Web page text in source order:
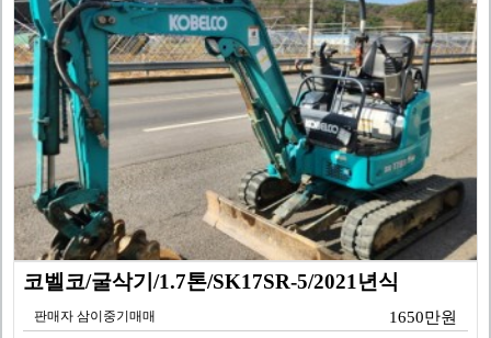
코벨코/굴삭기/1.7톤/SK17SR-5/2021년식
판매자 삼이중기매매 1650만원